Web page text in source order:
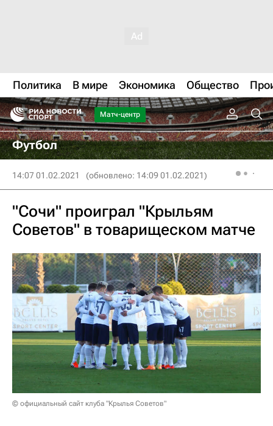
Политика В мире Экономика Общество
Матч-центр
Футбол
14:07 01.02.2021 (обновлено: 14:09 01.02.2021)
"Сочи" проиграл "Крыльям
Советов" в товарищеском матче
© официальный сайт клуба "Крылья Советов"